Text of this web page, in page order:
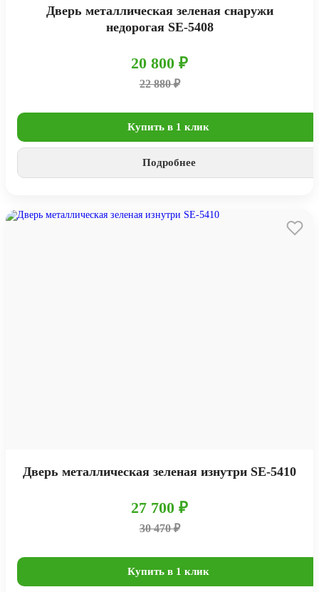
Дверь металлическая зеленая снаружи
недорогая SE-5408
20 800 ₽
22 880 ₽
Купить в 1 клик
Подробнее
Дверь металлическая зеленая изнутри SE-5410
27 700 ₽
30 470 ₽
Купить в 1 клик